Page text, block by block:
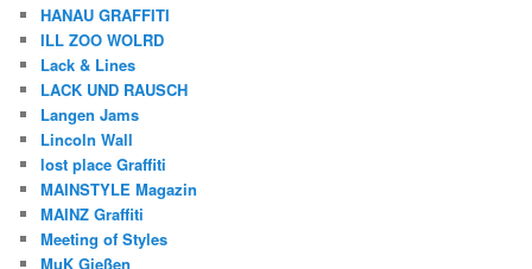
HANAU GRAFFITI
ILL ZOO WOLRD
Lack & Lines
LACK UND RAUSCH
Langen Jams
Lincoln Wall
lost place Graffiti
MAINSTYLE Magazin
MAINZ Graffiti
Meeting of Styles
MuK Gießen